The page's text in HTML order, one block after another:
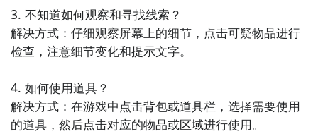
巧，画面细腻，给你带来别样的冒险体验。
8. 《迷失时空之旅》：你被困在一个时空迷宫中，需要
中的时空转换机制创新独特，让你感受不同时间和空间
的变化。
3. 不知道如何观察和寻找线索？
解决方式：仔细观察屏幕上的细节，点击可疑物品进行
检查，注意细节变化和提示文字。
4. 如何使用道具？
解决方式：在游戏中点击背包或道具栏，选择需要使用
的道具，然后点击对应的物品或区域进行使用。